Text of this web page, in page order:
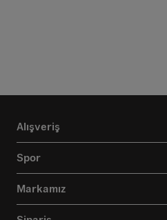
Alışveriş
Spor
Markamız